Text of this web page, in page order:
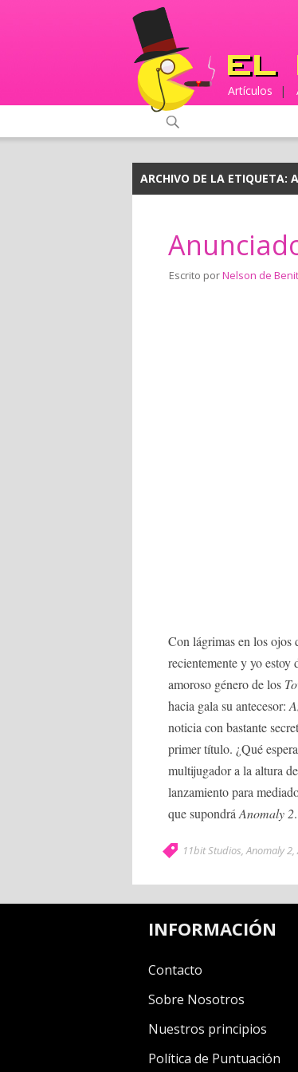
Artículos |
ARCHIVO DE LA ETIQUETA:
Escrito porNelson de
Con lágrimas en los
recientemente y yo estoy
amoroso género de los
hacia gala su antecesor:
noticia con bastante
primer título. ¿Qué
multijugador a la altura
lanzamiento para
que supondráAnomaly 2.
11bit Studios,Anomaly 2,
INFORMACIÓN
Contacto
Sobre Nosotros
Nuestros principios
Política de Puntuación